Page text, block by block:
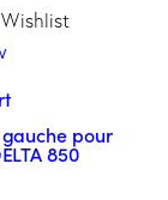
pour
850